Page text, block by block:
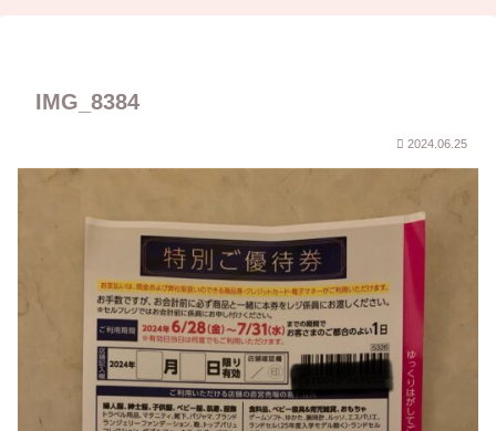
IMG_8384
2024.06.25